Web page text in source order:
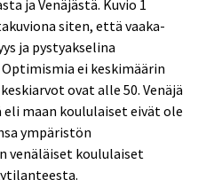
ja Venäjästä. Kuvio 1
siten, että vaaka-
ja pystyakselina
ei keskimäärin
ovat alle 50. Venäjä
maan koululaiset eivät ole
ympäristön
venäläiset koululaiset